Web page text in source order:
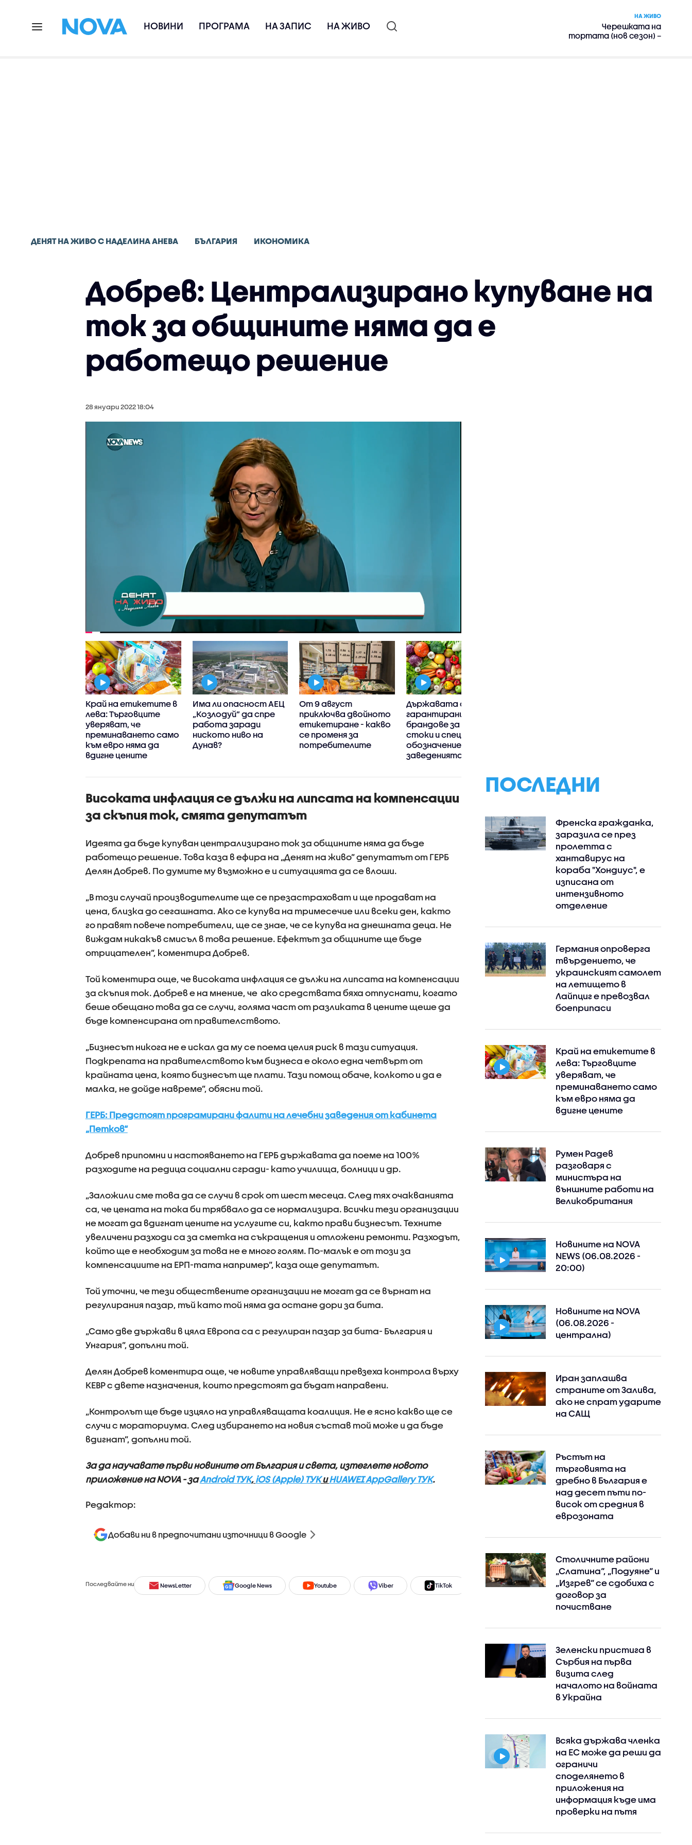
НОВИНИ ПРОГРАМА НА ЗАПИС НА ЖИВО
НА ЖИВО
Черешката на
тортата (нов сезон) –
ДЕНЯТ НА ЖИВО С НАДЕЛИНА АНЕВА БЪЛГАРИЯ ИКОНОМИКА
Добрев: Централизирано купуване на
ток за общините няма да е
работещо решение
28 януари 2022 18:04
Край на етикетите в
лева: Търговците
уверяват, че
преминаването само
към евро няма да
вдигне цените
Има ли опасност АЕЦ
„Козлодуй” да спре
работа заради
ниското ниво на
Дунав?
От 9 август
приключва двойното
етикетиране - какво
се променя за
потребителите
Държавата обмисля
гарантирани
брандове за родни
стоки и специално
обозначение за
заведенията
Високата инфлация се дължи на липсата на компенсации
за скъпия ток, смята депутатът
Идеята да бъде купуван централизирано ток за общините няма да бъде
работещо решение. Това каза в ефира на „Денят на живо” депутатът от ГЕРБ
Делян Добрев. По думите му възможно е и ситуацията да се влоши.
„В този случай производителите ще се презастраховат и ще продават на
цена, близка до сегашната. Ако се купува на тримесечие или всеки ден, както
го правят повече потребители, ще се знае, че се купува на днешната деца. Не
виждам никакъв смисъл в това решение. Ефектът за общините ще бъде
отрицателен”, коментира Добрев.
Той коментира още, че високата инфлация се дължи на липсата на компенсации
за скъпия ток. Добрев е на мнение, че ако средствата бяха отпуснати, когато
беше обещано това да се случи, голяма част от разликата в цените щеше да
бъде компенсирана от правителството.
„Бизнесът никога не е искал да му се поема целия риск в тази ситуация.
Подкрепата на правителството към бизнеса е около една четвърт от
крайната цена, която бизнесът ще плати. Тази помощ обаче, колкото и да е
малка, не дойде навреме”, обясни той.
ГЕРБ: Предстоят програмирани фалити на лечебни заведения от кабинета
„Петков“
Добрев припомни и настояването на ГЕРБ държавата да поеме на 100%
разходите на редица социални сгради- като училища, болници и др.
„Заложили сме това да се случи в срок от шест месеца. След тях очакванията
са, че цената на тока би трябвало да се нормализира. Всички тези организации
не могат да вдигнат цените на услугите си, както прави бизнесът. Техните
увеличени разходи са за сметка на съкращения и отложени ремонти. Разходът,
който ще е необходим за това не е много голям. По-малък е от този за
компенсациите на ЕРП-тата например”, каза още депутатът.
Той уточни, че тези обществените организации не могат да се върнат на
регулирания пазар, тъй като той няма да остане дори за бита.
„Само две държави в цяла Европа са с регулиран пазар за бита- България и
Унгария”, допълни той.
Делян Добрев коментира още, че новите управляващи превзеха контрола върху
КЕВР с двете назначения, които предстоят да бъдат направени.
„Контролът ще бъде изцяло на управляващата коалиция. Не е ясно какво ще се
случи с мораториума. След избирането на новия състав той може и да бъде
вдигнат”, допълни той.
За да научавате първи новините от България и света, изтеглете новото
приложение на NOVA - заAndroid ТУК, iOS (Apple) ТУКиHUAWEI AppGallery ТУК.
Редактор:
Добави ни в предпочитани източници в Google
Последвайте ни NewsLetter Google News Youtube Viber TikTok Instagram Facebook
ПОСЛЕДНИ
Френска гражданка,
заразила се през
пролетта с
хантавирус на
кораба "Хондиус", е
изписана от
интензивното
отделение
Германия опроверга
твърдението, че
украинският самолет
на летището в
Лайпциг е превозвал
боеприпаси
Край на етикетите в
лева: Търговците
уверяват, че
преминаването само
към евро няма да
вдигне цените
Румен Радев
разговаря с
министъра на
външните работи на
Великобритания
Новините на NOVA
NEWS (06.08.2026 -
20:00)
Новините на NOVA
(06.08.2026 -
централна)
Иран заплашва
страните от Залива,
ако не спрат ударите
на САЩ
Ръстът на
търговията на
дребно в България е
над десет пъти по-
висок от средния в
еврозоната
Столичните райони
„Слатина“, „Подуяне“ и
„Изгрев“ се сдобиха с
договор за
почистване
Зеленски пристига в
Сърбия на първа
визита след
началото на войната
в Украйна
Всяка държава членка
на ЕС може да реши да
ограничи
споделянето в
приложения на
информация къде има
проверки на пътя